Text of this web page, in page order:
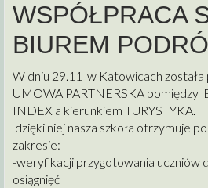
WSPÓŁPRACA
BIUREM
W dniu 29.11 w Katowicach została
UMOWA PARTNERSKA pomiędzy
INDEX a kierunkiem TURYSTYKA.
dzięki niej nasza szkoła otrzymuje
zakresie:
-weryfikacji przygotowania uczniów
osiągnięć